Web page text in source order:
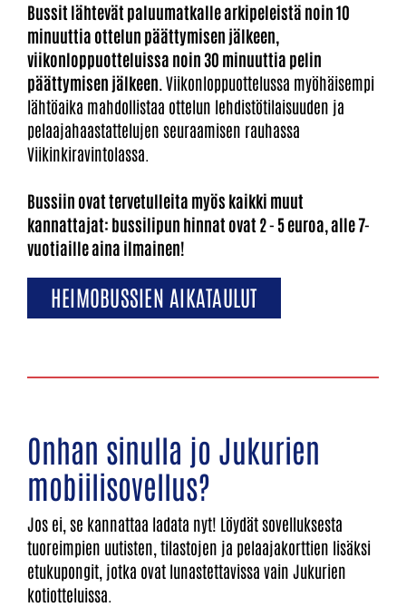
Bussit lähtevät paluumatkalle arkipeleistä noin 10
minuuttia ottelun päättymisen jälkeen,
viikonloppuotteluissa noin 30 minuuttia pelin
päättymisen jälkeen.​​​​​​​ Viikonloppuottelussa myöhäisempi
lähtöaika mahdollistaa ottelun lehdistötilaisuuden ja
pelaajahaastattelujen seuraamisen rauhassa
Viikinkiravintolassa.
​​​​​​​Bussiin ovat tervetulleita myös kaikki muut
kannattajat: bussilipun hinnat ovat 2 - 5 euroa, alle 7-
vuotiaille aina ilmainen!
HEIMOBUSSIEN AIKATAULUT
Onhan sinulla jo Jukurien
mobiilisovellus?
Jos ei, se kannattaa ladata nyt! Löydät sovelluksesta
tuoreimpien uutisten, tilastojen ja pelaajakorttien lisäksi
etukupongit, jotka ovat lunastettavissa vain Jukurien
kotiotteluissa.